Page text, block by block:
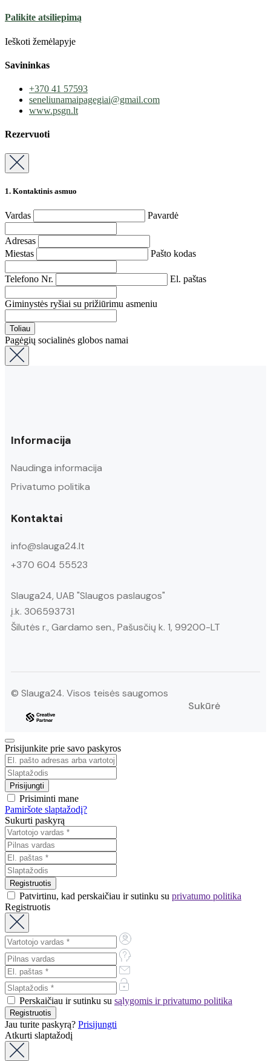
Palikite atsiliepimą
Ieškoti žemėlapyje
Savininkas
+370 41 57593
seneliunamaipagegiai@gmail.com
www.psgn.lt
Rezervuoti
1. Kontaktinis asmuo
Vardas Pavardė
Adresas
Miestas
Pašto kodas
Telefono Nr. El. paštas
Giminystės ryšiai su prižiūrimu asmeniu
Toliau
Pagėgių socialinės globos namai
Informacija
Naudinga informacija
Privatumo politika
Kontaktai
info@slauga24.lt
+370 604 55523
Slauga24, UAB "Slaugos paslaugos"
į.k. 306593731
Šilutės r., Gardamo sen., Pašusčių k. 1, 99200-LT
© Slauga24. Visos teisės saugomos
Sukūrė
Prisijunkite prie savo paskyros
Prisiminti mane
Pamiršote slaptažodį?
Sukurti paskyrą
Patvirtinu, kad perskaičiau ir sutinku su privatumo politika
Registruotis
Perskaičiau ir sutinku su sąlygomis ir privatumo politika
Jau turite paskyrą? Prisijungti
Atkurti slaptažodį